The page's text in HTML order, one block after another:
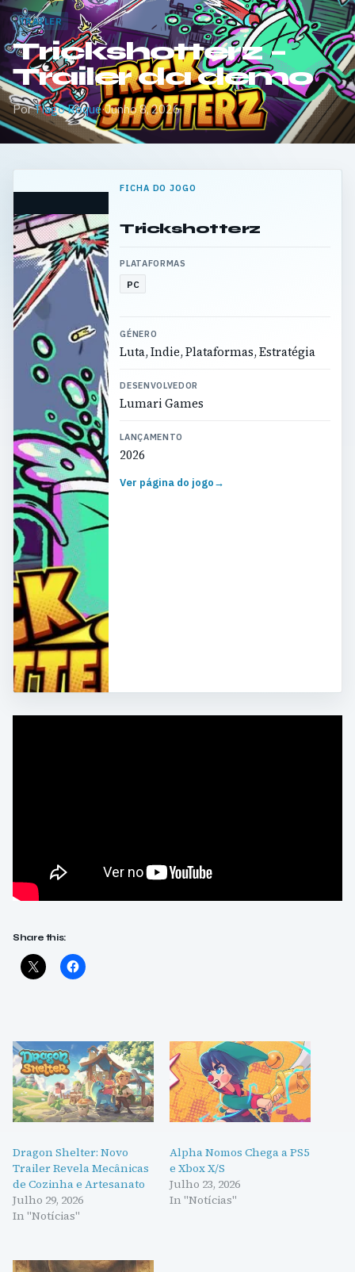
TRAILER
Trickshotterz –
Trailer da demo
PorTiago Roque·Junho 8, 2026
FICHA DO JOGO
Trickshotterz
PLATAFORMAS
PC
GÉNERO
Luta, Indie, Plataformas, Estratégia
DESENVOLVEDOR
Lumari Games
LANÇAMENTO
2026
Ver página do jogo→
Share this:
Dragon Shelter: Novo
Trailer Revela Mecânicas
de Cozinha e Artesanato
Julho 29, 2026
In "Notícias"
Alpha Nomos Chega a PS5
e Xbox X/S
Julho 23, 2026
In "Notícias"